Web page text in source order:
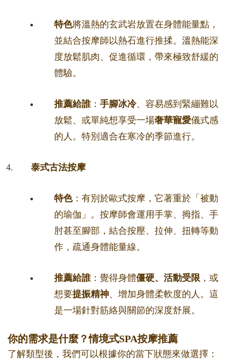
特色將溫熱的玄武岩放置在身體能量點，
並結合按摩師以熱石進行推揉。溫熱能深
度放鬆肌肉、促進循環，帶來極致舒緩的
體驗。
推薦給誰： 手腳冰冷、容易感到緊繃難以
放鬆、或單純想享受一場奢華寵愛儀式感
的人。特別適合在寒冷的季節進行。
泰式古法按摩
特色：有別於歐式按摩，它著重於「被動
的瑜伽」。按摩師會運用手掌、拇指、手
肘甚至腳部，結合按壓、拉伸、扭轉等動
作，疏通身體能量線。
推薦給誰：覺得身體僵硬、活動受限 ，或
想要提振精神、增加身體柔軟度的人。這
是一場針對筋絡與關節的深度舒展。
你的需求是什麼？情境式SPA按摩推薦
了解類型後，我們可以根據你的當下狀態來做選擇：